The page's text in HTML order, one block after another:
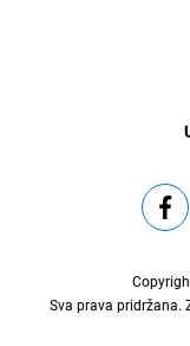
Sva prava pridržana.